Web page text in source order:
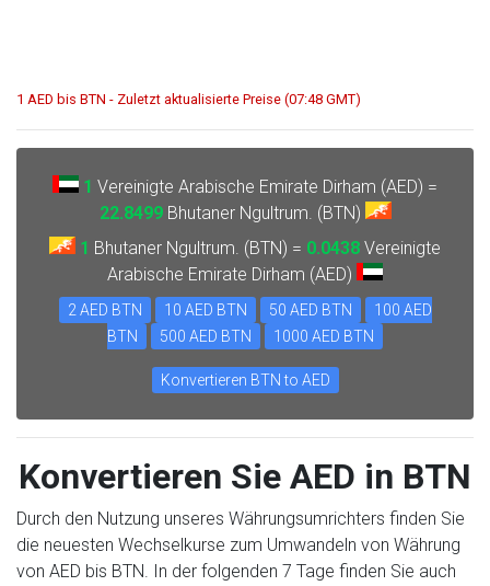
1 AED bis BTN - Zuletzt aktualisierte Preise (07:48 GMT)
1 Vereinigte Arabische Emirate Dirham (AED) =
22.8499Bhutaner Ngultrum. (BTN)
1 Bhutaner Ngultrum. (BTN) = 0.0438 Vereinigte
Arabische Emirate Dirham (AED)
2 AED BTN 10 AED BTN 50 AED BTN
100 AED
BTN
500 AED BTN 1000 AED BTN
Konvertieren BTN to AED
Konvertieren Sie AED in BTN
Durch den Nutzung unseres Währungsumrichters finden Sie
die neuesten Wechselkurse zum Umwandeln von Währung
von AED bis BTN. In der folgenden 7 Tage finden Sie auch